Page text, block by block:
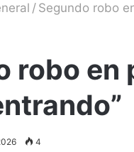
/ Segundo robo
robo en
4